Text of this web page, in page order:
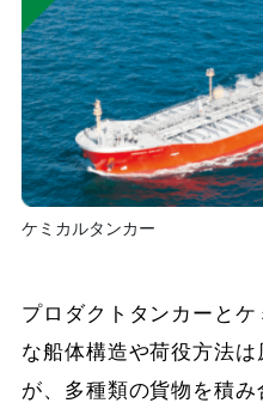
ケミカルタンカー
プロダクトタンカーと
な船体構造や荷役方法
が、多種類の貨物を積